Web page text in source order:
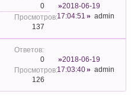
0
137
2018-06-19
17:04:51
admin
0
126
2018-06-19
17:03:40
admin